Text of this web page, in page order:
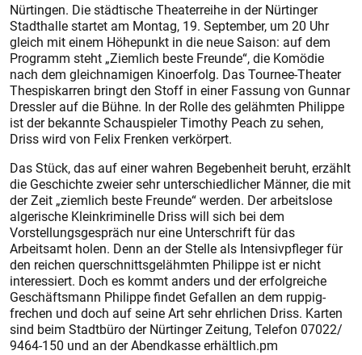
Nürtingen. Die städtische Theaterreihe in der Nürtinger
Stadthalle startet am Montag, 19. September, um 20 Uhr
gleich mit einem Höhepunkt in die neue Saison: auf dem
Programm steht „Ziemlich beste Freunde“, die Komödie
nach dem gleichnamigen Kinoerfolg. Das Tournee-Theater
Thespiskarren bringt den Stoff in einer Fassung von Gunnar
Dressler auf die Bühne. In der Rolle des gelähmten Philippe
ist der bekannte Schauspieler Timothy Peach zu sehen,
Driss wird von Felix Frenken verkörpert.
Das Stück, das auf einer wahren Begebenheit beruht, erzählt
die Geschichte zweier sehr unterschiedlicher Männer, die mit
der Zeit „ziemlich beste Freunde“ werden. Der arbeitslose
algerische Kleinkriminelle Driss will sich bei dem
Vorstellungsgespräch nur eine Unterschrift für das
Arbeitsamt holen. Denn an der Stelle als Intensivpfleger für
den reichen querschnittsgelähmten Philippe ist er nicht
interessiert. Doch es kommt anders und der erfolgreiche
Geschäftsmann Philippe findet Gefallen an dem ruppig-
frechen und doch auf seine Art sehr ehrlichen Driss. Karten
sind beim Stadtbüro der Nürtinger Zeitung, Telefon 07022/
9464-150 und an der Abendkasse erhältlich.pm